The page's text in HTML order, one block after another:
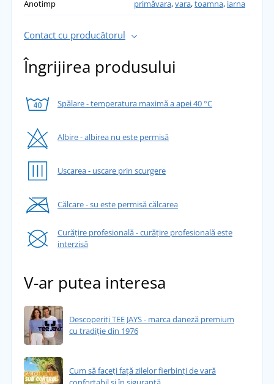
Anotimp primăvara,vara,toamna, iarna
Contact cu producătorul
Îngrijirea produsului
Spălare - temperatura maximă a apei 40 °C
Albire - albirea nu este permisă
Uscarea - uscare prin scurgere
Călcare - su este permisă călcarea
Curățire profesională - curățire profesională este
interzisă
V-ar putea interesa
Descoperiți TEE JAYS - marca daneză premium
cu tradiție din 1976
Cum să faceți față zilelor fierbinți de vară